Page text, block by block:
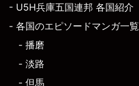
- U5H兵庫五国連邦 各国紹介
- 各国のエピソードマンガ一覧
- 播磨
- 淡路
- 但馬